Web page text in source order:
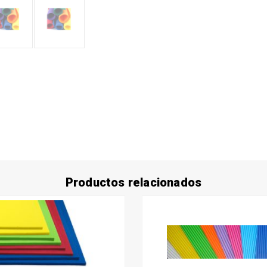
Productos relacionados
producto
tiene
múltiples